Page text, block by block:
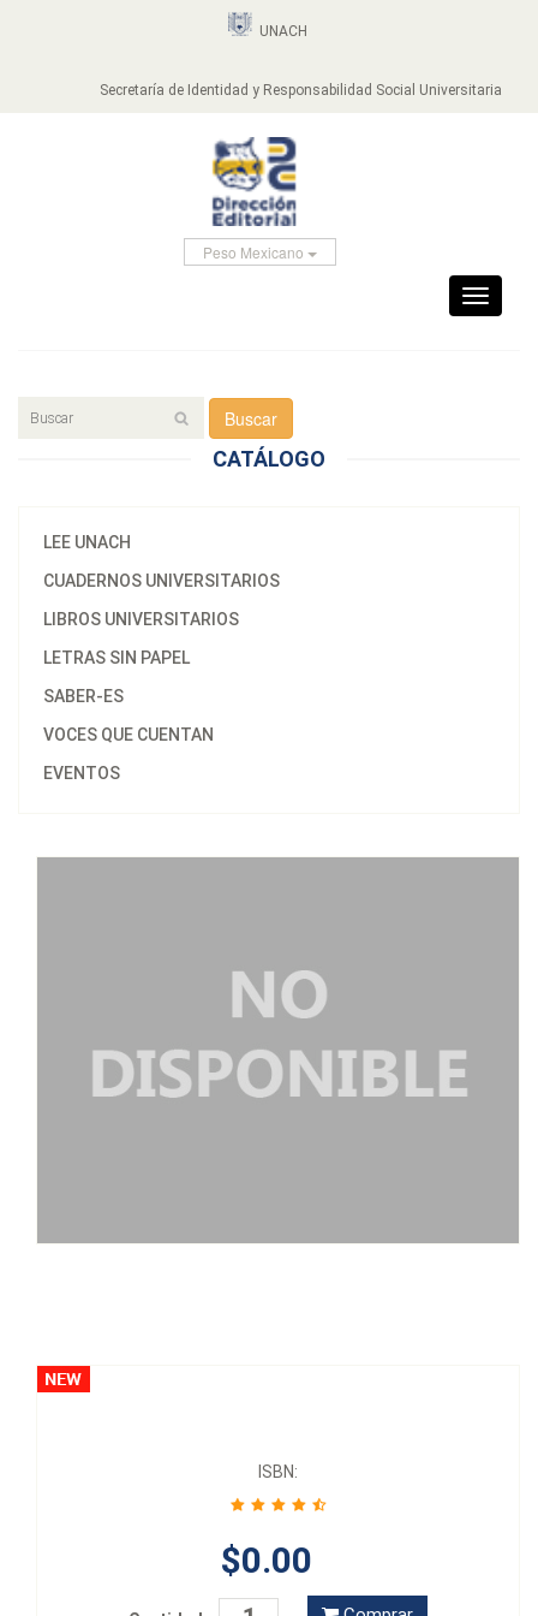
UNACH
Secretaría de Identidad y Responsabilidad Social Universitaria
Peso Mexicano
Toggle
Buscar
CATÁLOGO
LEE UNACH
CUADERNOS UNIVERSITARIOS
LIBROS UNIVERSITARIOS
LETRAS SIN PAPEL
SABER-ES
VOCES QUE CUENTAN
EVENTOS
ISBN:
$0.00